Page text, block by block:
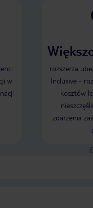
w
rozszerza
Inclusive -
kosztów
zdarzenia